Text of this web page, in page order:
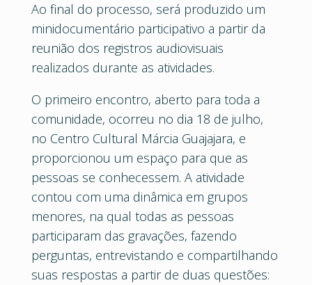
Ao final do processo, será produzido um
minidocumentário participativo a partir da
reunião dos registros audiovisuais
realizados durante as atividades.
O primeiro encontro, aberto para toda a
comunidade, ocorreu no dia 18 de julho,
no Centro Cultural Márcia Guajajara, e
proporcionou um espaço para que as
pessoas se conhecessem. A atividade
contou com uma dinâmica em grupos
menores, na qual todas as pessoas
participaram das gravações, fazendo
perguntas, entrevistando e compartilhando
suas respostas a partir de duas questões: